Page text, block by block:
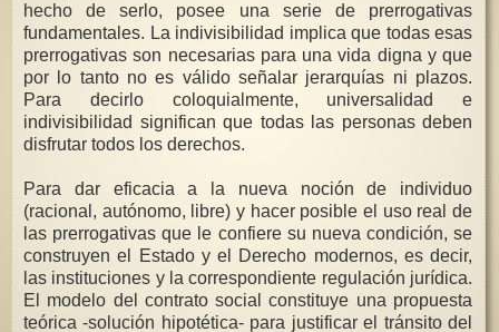
hecho de serlo, posee una serie de prerrogativas
fundamentales. La indivisibilidad implica que todas esas
prerrogativas son necesarias para una vida digna y que
por lo tanto no es válido señalar jerarquías ni plazos.
Para decirlo coloquialmente, universalidad e
indivisibilidad significan que todas las personas deben
disfrutar todos los derechos.
Para dar eficacia a la nueva noción de individuo
(racional, autónomo, libre) y hacer posible el uso real de
las prerrogativas que le confiere su nueva condición, se
construyen el Estado y el Derecho modernos, es decir,
las instituciones y la correspondiente regulación jurídica.
El modelo del contrato social constituye una propuesta
teórica -solución hipotética- para justificar el tránsito del